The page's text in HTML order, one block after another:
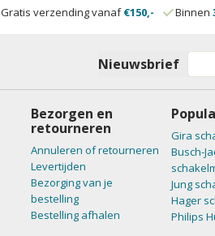
Gratis verzending vanaf€150,- Binnen
Nieuwsbrief
Bezorgen en
retourneren
Annuleren of retourneren
Levertijden
Bezorging van je
bestelling
Bestelling afhalen
Gira
Busch-
Jung
Hager
Philips